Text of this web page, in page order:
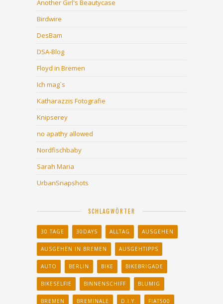
Another Girl's Beautycase
Birdwire
DesBam
DSA-Blog
Floyd in Bremen
Ich mag´s
Katharazzis Fotografie
Knipserey
no apathy allowed
Nordfischbaby
Sarah Maria
UrbanSnapshots
SCHLAGWÖRTER
30 TAGE 30DAYS ALLTAG AUSGEHEN
AUSGEHEN IN BREMEN AUSGEHTIPPS
AUTO BERLIN BIKE BIKEBRIGADE
BIKESELFIE BINNENSCHIFF BLUMIG
BREMEN BREMINALE D.I.Y. FIAT500